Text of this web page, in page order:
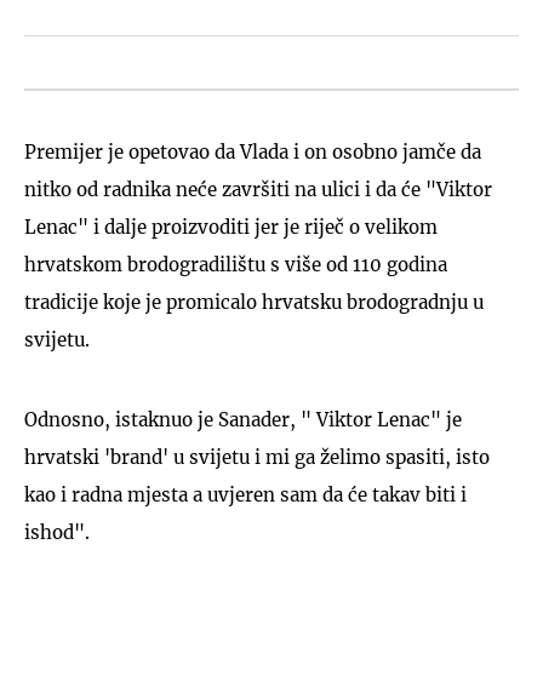
Premijer je opetovao da Vlada i on osobno jamče da
nitko od radnika neće završiti na ulici i da će "Viktor
Lenac" i dalje proizvoditi jer je riječ o velikom
hrvatskom brodogradilištu s više od 110 godina
tradicije koje je promicalo hrvatsku brodogradnju u
svijetu.
Odnosno, istaknuo je Sanader, " Viktor Lenac" je
hrvatski 'brand' u svijetu i mi ga želimo spasiti, isto
kao i radna mjesta a uvjeren sam da će takav biti i
ishod".